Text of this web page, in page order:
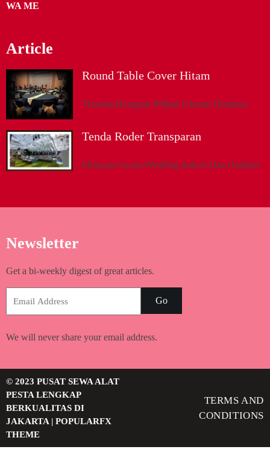
WA ME
Article
Round Table Cover Hitam
Tersedia Beragam Pilihan Ukuran Diameter
Tenda Roder Transparan
Melayani Acara Wedding Indoor Dan Outdoor
Newsletter
Get a bi-weekly digest of great articles.
Go
We will never share your email address.
© 2023 PUSAT SEWA ALAT
PESTA LENGKAP
BERKUALITAS DI
JAKARTA | POPULARFX
THEME
TERMS AND
CONDITIONS